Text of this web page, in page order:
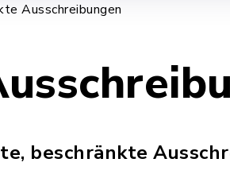
Ausschreibungen
beschränkte